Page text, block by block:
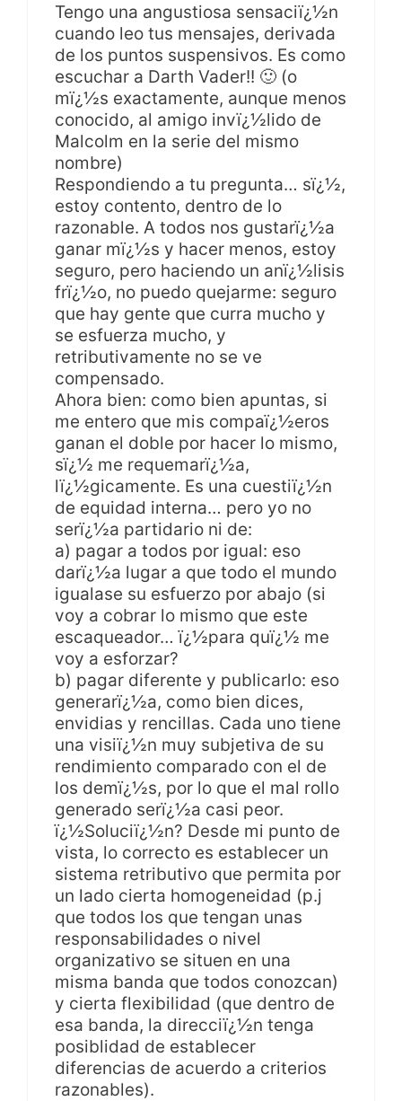
Tengo una angustiosa sensaciï¿½n
cuando leo tus mensajes, derivada
de los puntos suspensivos. Es como
escuchar a Darth Vader!! 🙂 (o
mï¿½s exactamente, aunque menos
conocido, al amigo invï¿½lido de
Malcolm en la serie del mismo
nombre)
Respondiendo a tu pregunta… sï¿½,
estoy contento, dentro de lo
razonable. A todos nos gustarï¿½a
ganar mï¿½s y hacer menos, estoy
seguro, pero haciendo un anï¿½lisis
frï¿½o, no puedo quejarme: seguro
que hay gente que curra mucho y
se esfuerza mucho, y
retributivamente no se ve
compensado.
Ahora bien: como bien apuntas, si
me entero que mis compaï¿½eros
ganan el doble por hacer lo mismo,
sï¿½ me requemarï¿½a,
lï¿½gicamente. Es una cuestiï¿½n
de equidad interna… pero yo no
serï¿½a partidario ni de:
a) pagar a todos por igual: eso
darï¿½a lugar a que todo el mundo
igualase su esfuerzo por abajo (si
voy a cobrar lo mismo que este
escaqueador… ï¿½para quï¿½ me
voy a esforzar?
b) pagar diferente y publicarlo: eso
generarï¿½a, como bien dices,
envidias y rencillas. Cada uno tiene
una visiï¿½n muy subjetiva de su
rendimiento comparado con el de
los demï¿½s, por lo que el mal rollo
generado serï¿½a casi peor.
ï¿½Soluciï¿½n? Desde mi punto de
vista, lo correcto es establecer un
sistema retributivo que permita por
un lado cierta homogeneidad (p.j
que todos los que tengan unas
responsabilidades o nivel
organizativo se situen en una
misma banda que todos conozcan)
y cierta flexibilidad (que dentro de
esa banda, la direcciï¿½n tenga
posiblidad de establecer
diferencias de acuerdo a criterios
razonables).